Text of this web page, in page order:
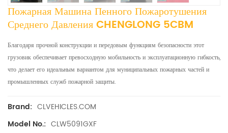
Пожарная Машина Пенного Пожаротушения
Среднего Давления CHENGLONG 5CBM
Благодаря прочной конструкции и передовым функциям безопасности этот
грузовик обеспечивает превосходную мобильность и эксплуатационную гибкость,
что делает его идеальным вариантом для муниципальных пожарных частей и
промышленных служб пожарной защиты.
Brand: CLVEHICLES.COM
Model No.: CLW5091GXF